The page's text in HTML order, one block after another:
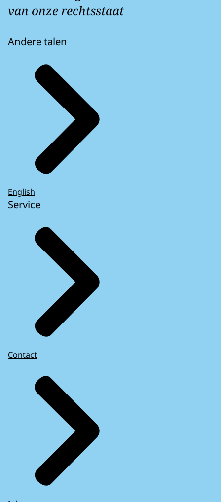
van onze rechtsstaat
Andere talen
English
Service
Contact